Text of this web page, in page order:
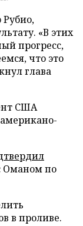
«В этих
прогресс,
что это
глава
США
Оманом по
в проливе.